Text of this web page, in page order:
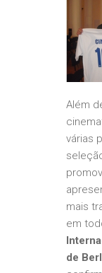
Além
várias
mais
em
de